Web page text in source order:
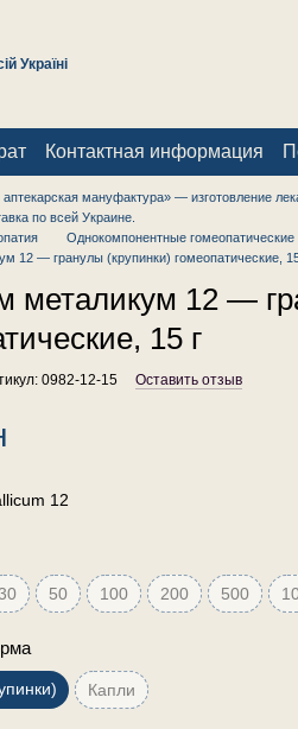
Україні
Контактная информация
аптекарская мануфактура» — изготовление
по всей Украине.
Однокомпонентные
12 — гранулы (крупинки) гомеопатические,
металикум 12 —
15 г
0982-12-15 Оставить отзыв
12
50 100 200 500
Капли